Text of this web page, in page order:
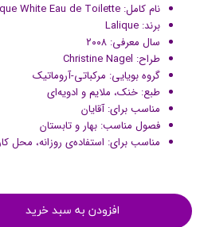
نام کامل: Lalique White Eau de Toilette
برند: Lalique
سال معرفی: ۲۰۰۸
طراح: Christine Nagel
گروه بویایی: مرکباتی-آروماتیک
طبع: خنک، ملایم و ادویه‌ای
مناسب برای: آقایان
فصول مناسب: بهار و تابستان
مناسب برای: استفاده‌ی روزانه، محل
افزودن به سبد خرید